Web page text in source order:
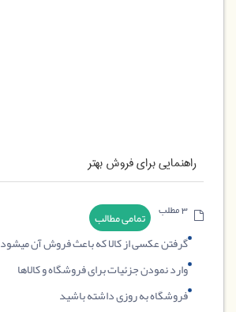
راهنمایی برای فروش بهتر
3 مطلب
تمامی مطالب
گرفتن عکسی از کالا که باعث فروش آن میشود
وارد نمودن جزئیات برای فروشگاه و کالاها
فروشگاه به روزی داشته باشید